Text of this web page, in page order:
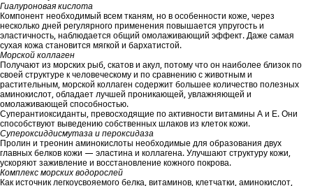
Гиалуроновая кислота
Компонент необходимый всем тканям, но в особенности коже, через
несколько дней регулярного применения повышается упругость и
эластичность, наблюдается общий омолаживающий эффект. Даже самая
сухая кожа становится мягкой и бархатистой.
Морской коллаген
Получают из морских рыб, скатов и акул, потому что он наиболее близок по
своей структуре к человеческому и по сравнению с животным и
растительным, морской коллаген содержит большее количество полезных
аминокислот, обладает лучшей проникающей, увлажняющей и
омолаживающей способностью.
Суперантиоксиданты, превосходящие по активности витамины А и Е. Они
способствуют выведению собственных шлаков из клеток кожи.
Супероксиддисмутаза и пероксидаза
Пролин и треонин аминокислоты необходимые для образования двух
главных белков кожи — эластина и коллагена. Улучшают структуру кожи,
ускоряют заживление и восстановление кожного покрова.
Комплекс морских водорослей
Как источник легкоусвояемого белка, витаминов, клетчатки, аминокислот,